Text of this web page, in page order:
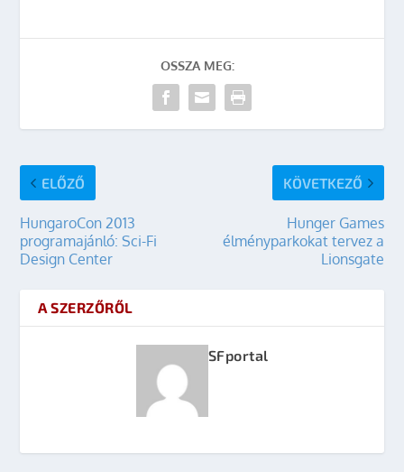
OSSZA MEG:
ELŐZŐ
HungaroCon 2013
programajánló: Sci-Fi
Design Center
KÖVETKEZŐ
Hunger Games
élményparkokat tervez a
Lionsgate
A SZERZŐRŐL
SFportal